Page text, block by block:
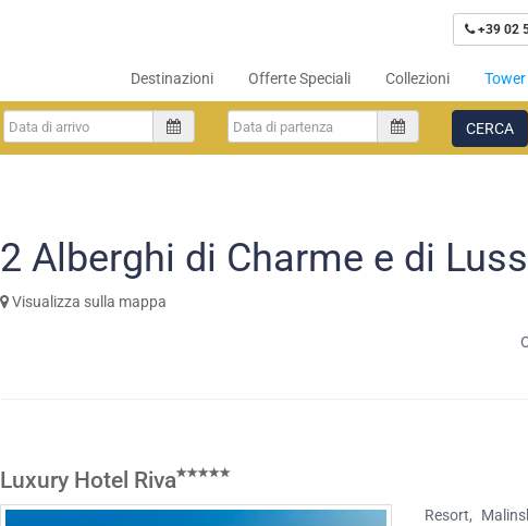
+39 02
Destinazioni Offerte Speciali Collezioni
CERCA
2 Alberghi di Charme e di
Visualizza sulla mappa
Luxury Hotel Riva
Resort,